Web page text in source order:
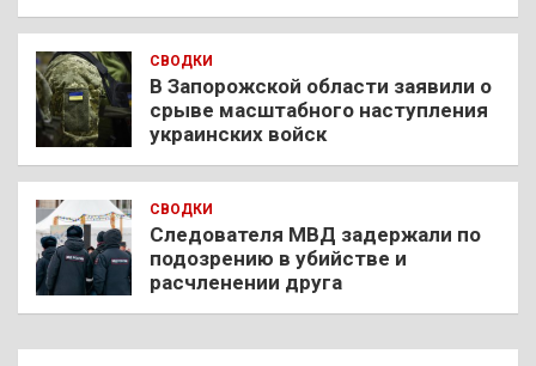
СВОДКИ
В Запорожской области заявили о
срыве масштабного наступления
украинских войск
СВОДКИ
Следователя МВД задержали по
подозрению в убийстве и
расчленении друга